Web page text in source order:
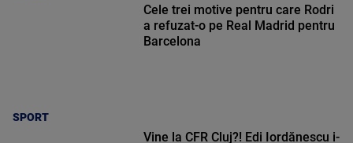
SPORT
Cele trei motive pentru care Rodri
a refuzat-o pe Real Madrid pentru
Barcelona
Vine la CFR Cluj?! Edi Iordănescu i-